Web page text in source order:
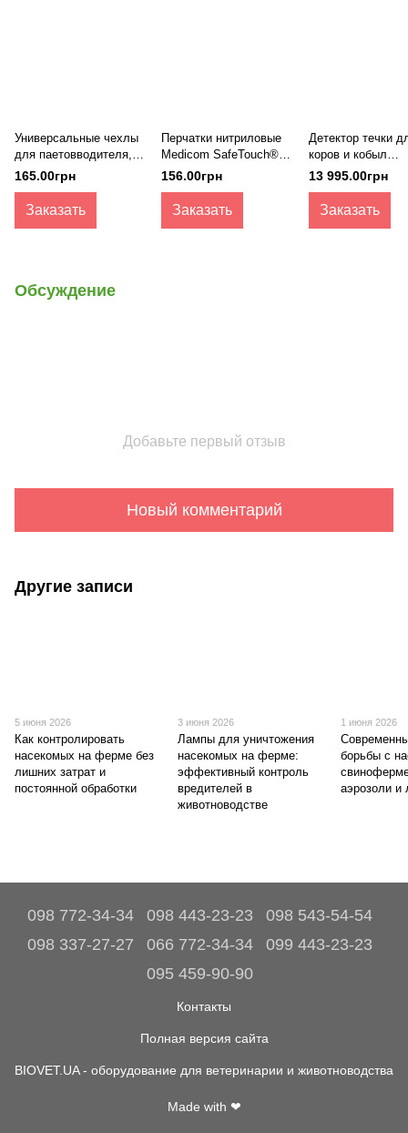
Универсальные чехлы
для паетовводителя,
50 шт, Minitube
165.00грн
Заказать
Перчатки нитриловые
Medicom SafeTouch®
Advanced Extend Pink
без пудры
156.00грн
Заказать
Детектор течки
коров и кобыл
Draminski
13 995.00грн
Заказать
Обсуждение
Добавьте первый отзыв
Новый комментарий
Другие записи
5 июня 2026
Как контролировать
насекомых на ферме без
лишних затрат и
постоянной обработки
3 июня 2026
Лампы для уничтожения
насекомых на ферме:
эффективный контроль
вредителей в
животноводстве
1 июня 2026
борьбы с
аэрозоли и
098 772-34-34 098 443-23-23
098 543-54-54
098 337-27-27
066 772-34-34
099 443-23-23
095 459-90-90
Контакты
Полная версия сайта
BIOVET.UA - оборудование для ветеринарии и животноводства
Made with ❤